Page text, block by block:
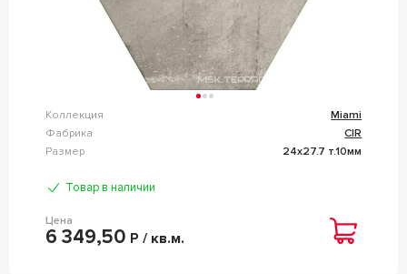
Коллекция
Miami
Фабрика
CIR
Размер
24x27.7 т.10мм
Товар в наличии
Цена
6 349,50 Р / кв.м.